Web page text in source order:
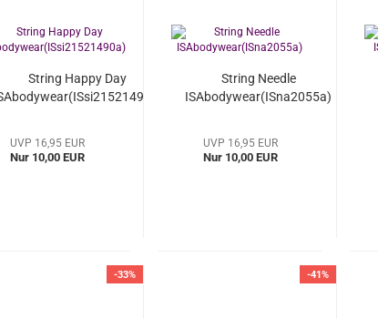
String Happy Day
UVP 16,95 EUR
Nur 10,00 EUR
String Needle
ISAbodywear(ISna2055a)
UVP 16,95 EUR
Nur 10,00 EUR
-33% -41%